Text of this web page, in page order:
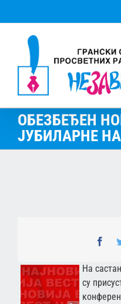
to
ОБЕЗБЕЂЕН
ЈУБИЛАРНЕ
На
су